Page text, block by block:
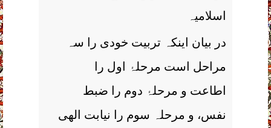
اسلامیہ
در بیان اینکہ تربیت خودی را سہ
مراحل است مرحلۂ اول را
اطاعت و مرحلۂ دوم را ضبط
نفس، و مرحلہ سوم را نیابت الھی